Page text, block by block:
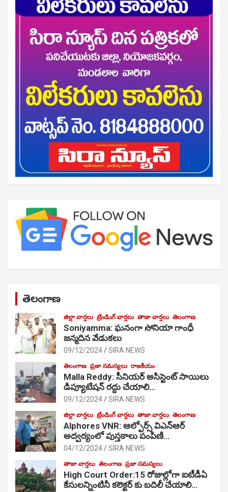
తెలంగాణ
జిల్లా వార్తలు ట్రేండింగ్ వార్తలు తాజా వార్తలు తెలంగాణ
Soniyamma: ఘ‌నంగా సోనియా గాంధీ
జ‌న్మ‌దిన వేడుక‌లు
09/12/2024 SIRA NEWS
తెలంగాణ ప్రజా సమస్యలు రాజకీయం
Malla Reddy: సీనియర్ అసిస్టెంట్ సాయిలు
డిప్యూటేషన్ రద్దు చేయాలి…
09/12/2024 SIRA NEWS
జిల్లా వార్తలు ట్రేండింగ్ వార్తలు తాజా వార్తలు తెలంగాణ
Alphores VNR: ఆల్ఫోర్స్ విఎన్ఆర్
అద్వర్యంలో పుస్తకాలు పంపిణి…
04/12/2024 SIRA NEWS
తాజా వార్తలు తెలంగాణ ప్రజా సమస్యలు
High Court Order:15 రోజుల్లోగా ఐటీడీఏ
కేసులన్నింటినీ కలెక్టర్ కు బదిలీ చేయాలి…